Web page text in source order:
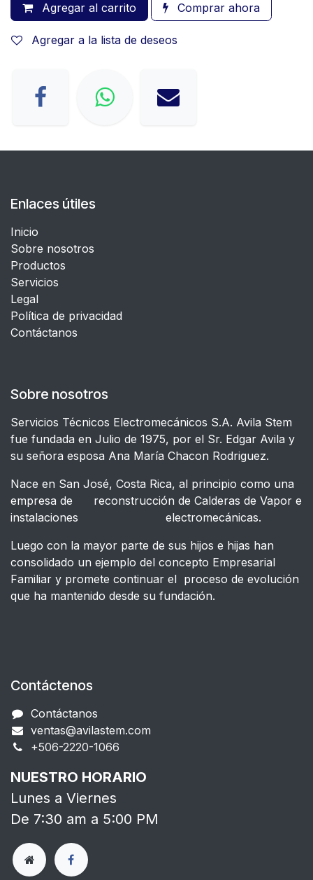
Agregar al carrito Comprar ahora
Agregar a la lista de deseos
Enlaces útiles
Inicio
Sobre nosotros
Productos
Servicios
Legal
​Política de privacidad
Contáctanos
Sobre nosotros
Servicios Técnicos Electromecánicos S.A. Avila Stem
fue fundada en Julio de 1975, por el Sr. Edgar Avila y
su señora esposa Ana María Chacon Rodriguez.
Nace en San José, Costa Rica, al principio como una
empresa de reconstrucción de Calderas de Vapor e
instalaciones electromecánicas.
Luego con la mayor parte de sus hijos e hijas han
consolidado un ejemplo del concepto Empresarial
Familiar y promete continuar el proceso de evolución
que ha mantenido desde su fundación.
Contáctenos
Contáctanos
ventas@avilastem.com
+506-2220-1066​
NUESTRO HORARIO
Lunes a Viernes
De 7:30 am a 5:00 PM